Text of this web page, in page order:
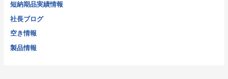
短納期品実績情報
社長ブログ
空き情報
製品情報